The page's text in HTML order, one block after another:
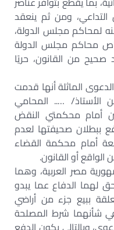
ومن ثم ينعقد
لمحاكم مجلس الدولة،
محاكم مجلس الدولة
صحيح من القانون، حريًا
الماثلة أنها قدمت
الأستاذ/ ….. المحامي
أمام محكمتي النقض
ببطلان صحيفتها لعدم
أمام محكمة القضاء
أو القانون.
مصر العربية، وهما
لهما الدفاع عما يبدو
ببيع جزء من أراضي
شأنهما شرط المصلحة